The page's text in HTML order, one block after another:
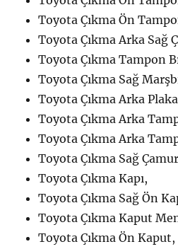
Toyota Çıkma Ön
Toyota Çıkma Arka Sağ
Toyota Çıkma Tampon
Toyota Çıkma Sağ
Toyota Çıkma Arka
Toyota Çıkma Arka
Toyota Çıkma Arka
Toyota Çıkma Sağ
Toyota Çıkma Kapı,
Toyota Çıkma Sağ Ön
Toyota Çıkma Kaput
Toyota Çıkma Ön Kaput,